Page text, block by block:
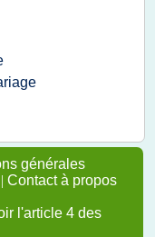
générales
| Contact à propos
l'article 4 des